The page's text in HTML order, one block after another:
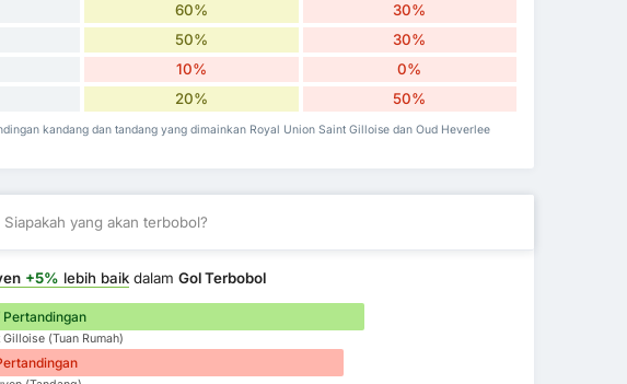
60% 30%
50% 30%
10% 0%
20% 50%
kandang dan tandang yang dimainkan Royal Union Saint Gilloise dan Oud Heverlee
Siapakah yang akan terbobol?
+5% lebih baik dalamGol Terbobol
Pertandingan
(Tuan Rumah)